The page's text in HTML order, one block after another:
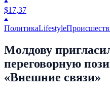
$17,37
ПолитикаLifestyle
Молдову
переговорную
«Внешние связи»